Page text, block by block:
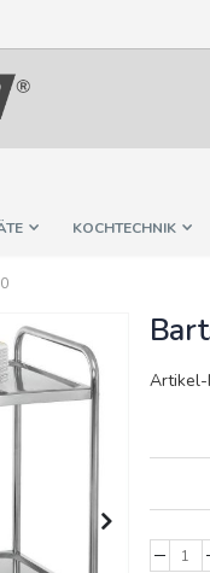
zum
Inhalt
KOCHTECHNIK
Artikel-